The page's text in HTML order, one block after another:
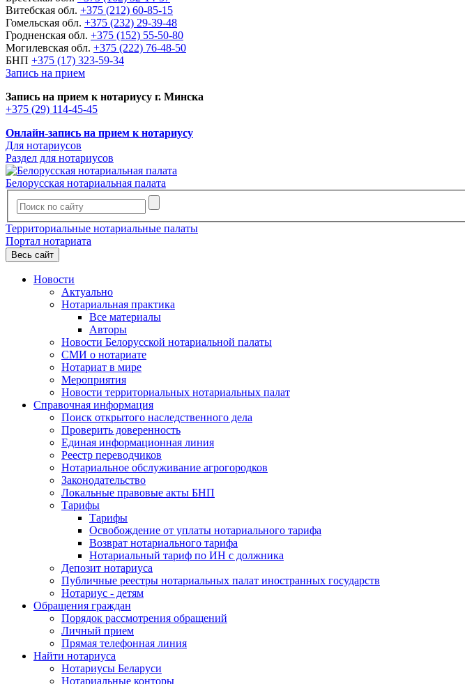
Витебская обл. +375 (212) 60-85-15
Гомельская обл. +375 (232) 29-39-48
Гродненская обл. +375 (152) 55-50-80
Могилевская обл. +375 (222) 76-48-50
БНП +375 (17) 323-59-34
Запись на прием
Запись на прием к нотариусу г. Минска
+375 (29) 114-45-45
Онлайн-запись на прием к нотариусу
Для нотариусов
Раздел для нотариусов
Белорусская нотариальная палата
Территориальные нотариальные палаты
Портал нотариата
Весь сайт
Новости
Актуально
Нотариальная практика
Все материалы
Авторы
Новости Белорусской нотариальной палаты
СМИ о нотариате
Нотариат в мире
Мероприятия
Новости территориальных нотариальных палат
Справочная информация
Поиск открытого наследственного дела
Проверить доверенность
Единая информационная линия
Реестр переводчиков
Нотариальное обслуживание агрогородков
Законодательство
Локальные правовые акты БНП
Тарифы
Тарифы
Освобождение от уплаты нотариального тарифа
Возврат нотариального тарифа
Нотариальный тариф по ИН с должника
Депозит нотариуса
Публичные реестры нотариальных палат иностранных государств
Нотариус - детям
Обращения граждан
Порядок рассмотрения обращений
Личный прием
Прямая телефонная линия
Найти нотариуса
Нотариусы Беларуси
Нотариальные конторы